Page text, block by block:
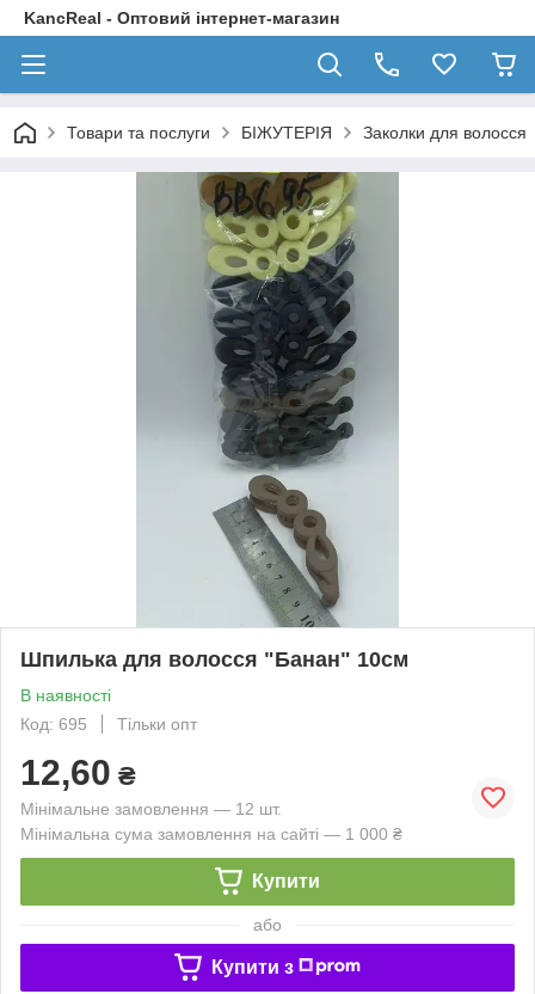
KancReal - Оптовий інтернет-магазин
Товари та послуги БІЖУТЕРІЯ Заколки для волосся
Шпилька для волосся "Банан" 10см
В наявності
Код: 695
Тільки опт
12,60 ₴
Мінімальне замовлення — 12 шт.
Мінімальна сума замовлення на сайті — 1 000 ₴
Купити
або
Купити з